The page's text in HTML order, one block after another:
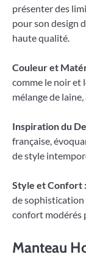
présenter des
pour son design
haute qualité.
Couleur et
comme le noir et
mélange de
Inspiration du
française,
de style
Style et Confort :
de sophistication
confort modérés
Manteau